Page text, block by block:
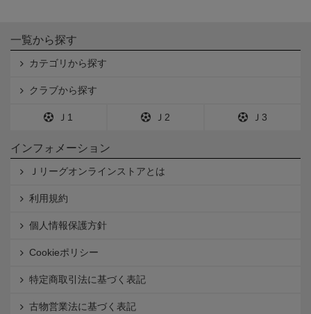
一覧から探す
カテゴリから探す
クラブから探す
Ｊ1 Ｊ2 Ｊ3
インフォメーション
Ｊリーグオンラインストアとは
利用規約
個人情報保護方針
Cookieポリシー
特定商取引法に基づく表記
古物営業法に基づく表記